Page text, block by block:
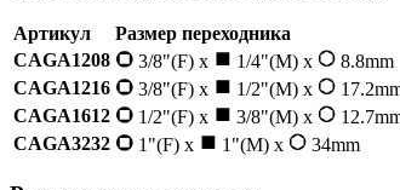
Артикул Размер переходника
CAGA1208
3/8"(F) x 1/4"(M) x 8.8mm
CAGA1216
3/8"(F) x 1/2"(M) x
CAGA1612
1/2"(F) x 3/8"(M) x
CAGA3232
1"(F) x 1"(M) x 34mm